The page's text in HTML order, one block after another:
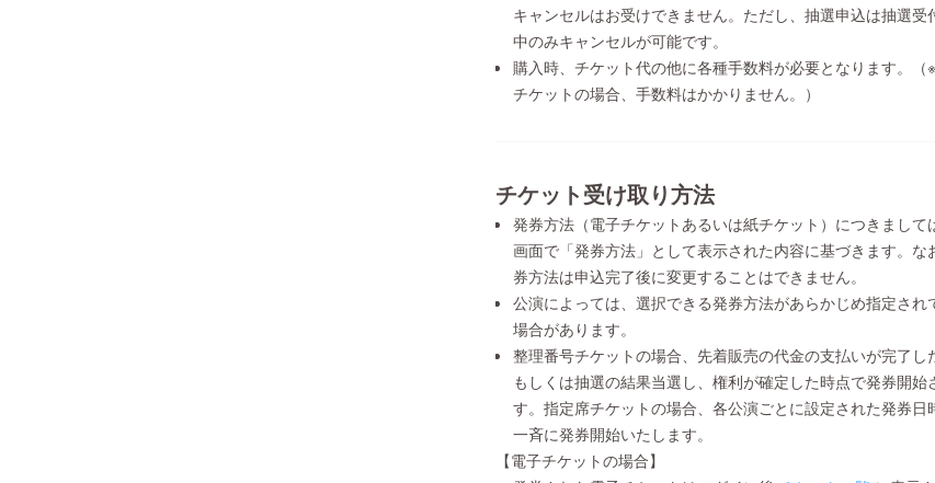
キャンセルはお受けできません。ただし、抽選申込は抽選受
中のみキャンセルが可能です。
購入時、チケット代の他に各種手数料が必要となります。（
チケットの場合、手数料はかかりません。）
チケット受け取り方法
発券方法（電子チケットあるいは紙チケット）につきまして
画面で「発券方法」として表示された内容に基づきます。な
券方法は申込完了後に変更することはできません。
公演によっては、選択できる発券方法があらかじめ指定され
場合があります。
整理番号チケットの場合、先着販売の代金の支払いが完了し
もしくは抽選の結果当選し、権利が確定した時点で発券開始
す。指定席チケットの場合、各公演ごとに設定された発券日
一斉に発券開始いたします。
【電子チケットの場合】